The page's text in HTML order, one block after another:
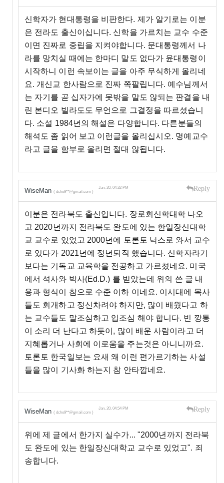
신학자가 현대통령을 비판한다. 제가 알기로는 이분
은 전라도 출신이십니다. 신학을 가르치는 교수 수준
이면 진짜로 중립을 지켜야합니다. 문대통령께서 나
라를 망치실 때에는 한마디 말도 없다가 윤대통령이
시작하니 이런 속보이는 글을 아주 무식하게 올리네
요. 개신교 한사람으로 진짜 쪽팔립니다. 예수님께서
는 자기를 곧 십자가에 못밖을 말도 않되는 판결을 내
린 본디오 빌라도도 무언으로 그결정을 따르셨습니
다. 소설 1984년의 해설은 다양합니다. 다른분들의
해석도 좀 읽어 보고 이런글을 올리십시오. 명예교수
라고 글을 함부로 올리면 절대 않됩니다.
WiseMan ( dcho9**@gmail.com )
Jan, 20, 04:32 PM Reply
이분은 전라북도 출신입니다. 장로회신학대학 나오
고 2020년까지 전라북도 완도에 있는 한일장신대학
교 교수로 있었고 2000년에 토론토 낙스로 와서 교수
로 있다가 2021년에 정년퇴직 했습니다. 신학자라기
보다는 기독교 교육학을 전공하고 가르쳤네요. 미국
에서 석사와 박사(Ed.D.) 를 받았는데 위의 쓴 글 내
용과 형식이 참으로 수준 이하 이네요. 이시대에 목사
들도 회개하고 정신차려야 하지만, 많이 배웠다고 하
는 교수들도 말조심하고 입조심 해야 합니다. 빈 깡통
이 소리 더 난다고 하듯이, 많이 배운 사람이라고 더
지혜롭거나 사회에 이로움을 주는것은 아니니까요.
토론토 한국일보는 요새 왜 이런 편가르기하는 사설
들을 많이 기사화 하는지 참 안타깝네요.
WiseMan ( dcho9**@gmail.com )
Jan, 20, 04:54 PM Reply
위에 제 글에서 한가지 실수가... "2000년까지 전라북
도 완도에 있는 한일장신대학교 교수로 있었고". 죄
송합니다.